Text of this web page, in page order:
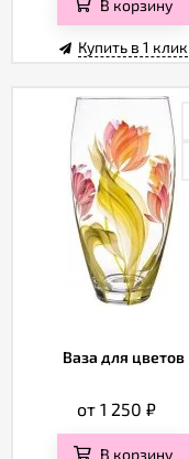
В корзину
Купить в 1 клик
Ваза для цветов
от 1 250₽
В корзину